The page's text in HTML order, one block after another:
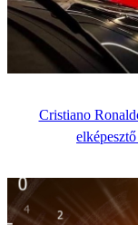
Cristiano